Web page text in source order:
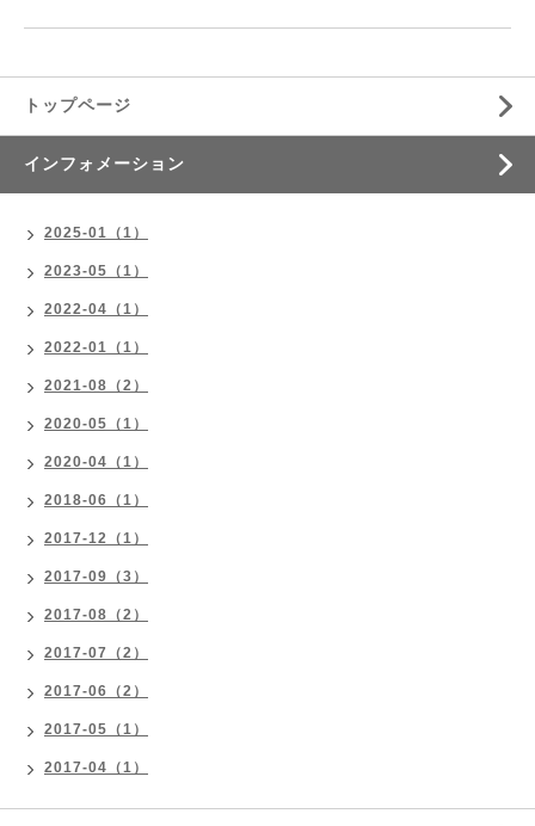
トップページ
インフォメーション
2025-01（1）
2023-05（1）
2022-04（1）
2022-01（1）
2021-08（2）
2020-05（1）
2020-04（1）
2018-06（1）
2017-12（1）
2017-09（3）
2017-08（2）
2017-07（2）
2017-06（2）
2017-05（1）
2017-04（1）